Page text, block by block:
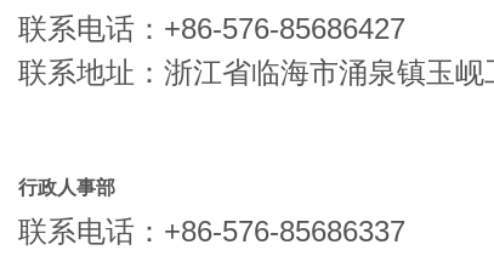
联系电话：+86-576-85686427
联系地址：浙江省临海市涌泉镇玉岘
行政人事部
联系电话：+86-576-85686337